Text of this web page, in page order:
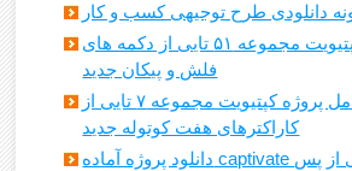
دانلودی طرح توجیهی کسب و کار
نمونه پروژه کپتیویت مجموعه ۵۱ تایی از دکمه های
فلش و پیکان جدید
دانلود کامل پروژه کپتیویت مجموعه ۷ تایی از
کاراکترهای هفت کوتوله جدید
دانلود پروژه آماده captivate مجموعه ۱۲ تایی از پس